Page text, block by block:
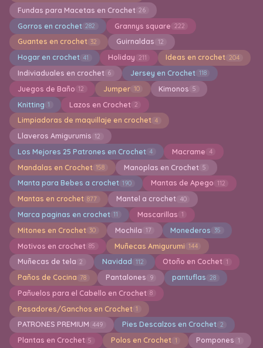
Fundas para Macetas en Crochet 26
Gorros en crochet 282 Grannys square 222
Guantes en crochet 32 Guirnaldas 12
Hogar en crochet 41 Holiday 211 Ideas en crochet 204
Indiviaduales en crochet 6 Jersey en Crochet 118
Juegos de Baño 12 Jumper 10 Kimonos 5
Knitting 1 Lazos en Crochet 2
Limpiadoras de maquillaje en crochet 4
Llaveros Amigurumis 12
Los Mejores 25 Patrones en Crochet 4 Macrame 4
Mandalas en Crochet 158 Manoplas en Crochet 5
Manta para Bebes a crochet 190 Mantas de Apego 112
Mantas en crochet 877 Mantel a crochet 40
Marca paginas en crochet 11 Mascarillas 1
Mitones en Crochet 30 Mochila 17 Monederos 35
Motivos en crochet 85 Muñecas Amigurumi 144
Muñecas de tela 2 Navidad 112 Otoño en Cochet 1
Paños de Cocina 78 Pantalones 9 pantuflas 28
Pañuelos para el Cabello en Crochet 8
Pasadores/Ganchos en Crochet 1
PATRONES PREMIUM 449 Pies Descalzos en Crochet 2
Plantas en Crochet 5 Polos en Crochet 1 Pompones 1